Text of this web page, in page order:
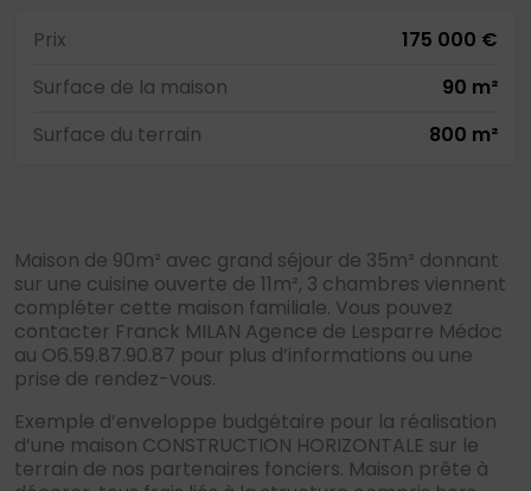
Prix
175 000 €
Surface de la maison
90 m²
Surface du terrain
800 m²
Maison de 90m² avec grand séjour de 35m² donnant
sur une cuisine ouverte de 11m², 3 chambres viennent
compléter cette maison familiale. Vous pouvez
contacter Franck MILAN Agence de Lesparre Médoc
au O6.59.87.90.87 pour plus d’informations ou une
prise de rendez-vous.
Exemple d’enveloppe budgétaire pour la réalisation
d’une maison CONSTRUCTION HORIZONTALE sur le
terrain de nos partenaires fonciers. Maison prête à